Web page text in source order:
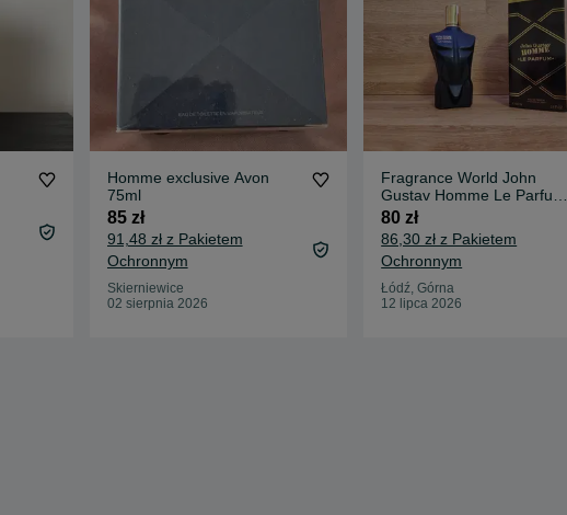
Homme exclusive Avon
75ml
85 zł
91,48 zł z Pakietem
Ochronnym
Skierniewice
02 sierpnia 2026
Fragrance World John
Gustav Homme Le Parfum
100 ml
80 zł
86,30 zł z Pakietem
Ochronnym
Łódź, Górna
12 lipca 2026